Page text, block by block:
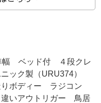
ベッド付 ４段クレ
ック製（URU374）
ボディー ラジコン
いアウトリガー 鳥居